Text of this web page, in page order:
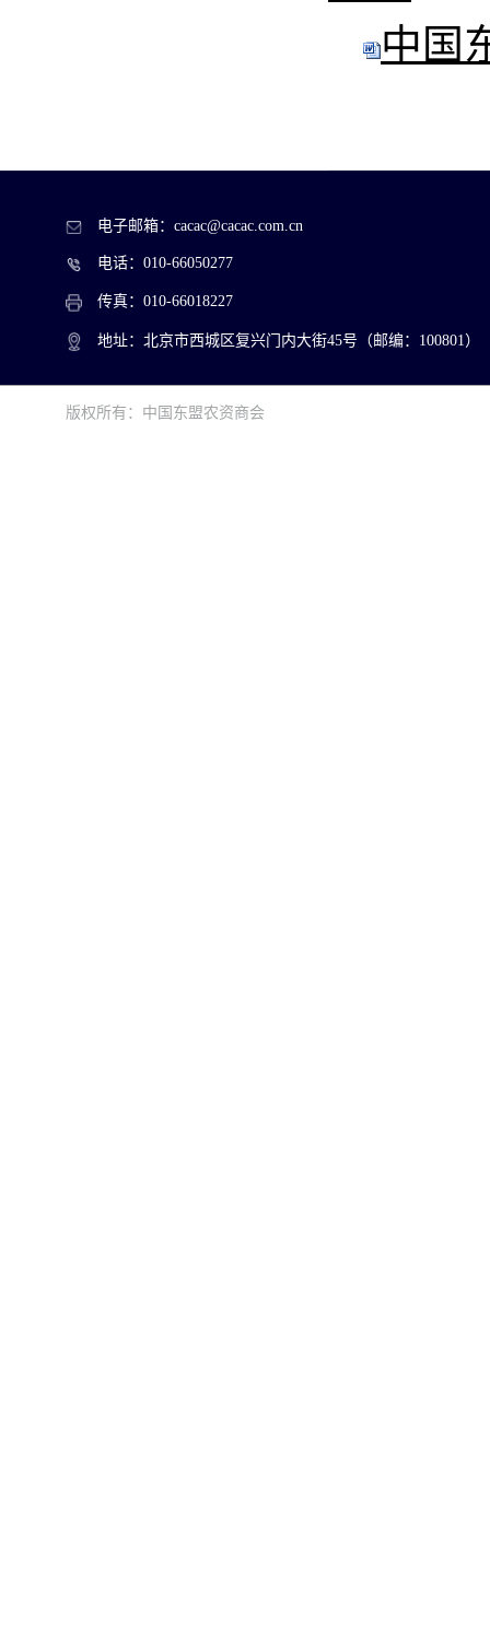
中国
电子邮箱：cacac@cacac.com.cn
电话：010-66050277
传真：010-66018227
地址：北京市西城区复兴门内大街45号（邮编：100801）
版权所有：中国东盟农资商会